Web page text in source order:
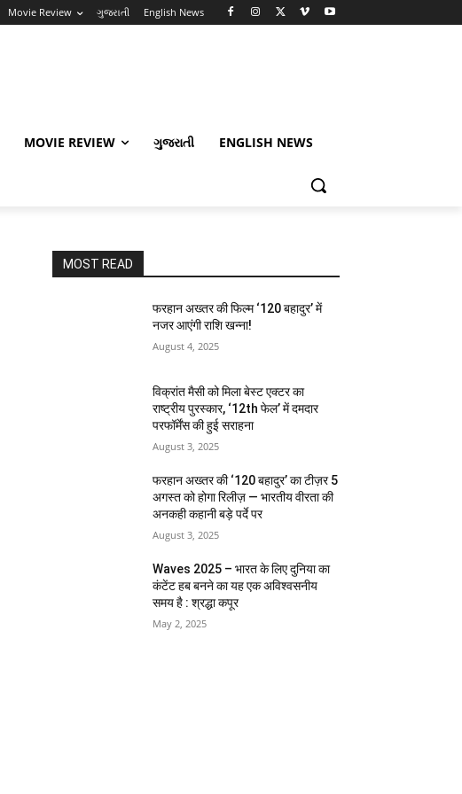
Movie Review ગુજરાતી English News
MOVIE REVIEW ગુજરાતી ENGLISH NEWS
MOST READ
फरहान अख्तर की फिल्म ‘120 बहादुर’ में
नजर आएंगी राशि खन्ना!
August 4, 2025
विक्रांत मैसी को मिला बेस्ट एक्टर का
राष्ट्रीय पुरस्कार, ‘12th फेल’ में दमदार
परफॉर्मेंस की हुई सराहना
August 3, 2025
फरहान अख्तर की ‘120 बहादुर’ का टीज़र 5
अगस्त को होगा रिलीज़ — भारतीय वीरता की
अनकही कहानी बड़े पर्दे पर
August 3, 2025
Waves 2025 – भारत के लिए दुनिया का
कंटेंट हब बनने का यह एक अविश्वसनीय
समय है : श्रद्धा कपूर
May 2, 2025